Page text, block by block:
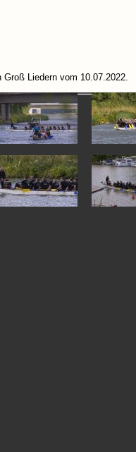
Groß Liedern vom 10.07.2022.